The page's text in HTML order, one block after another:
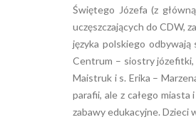
Świętego Józefa (z
uczęszczających do CDW,
języka polskiego
Centrum – siostry józefitki,
Maistruk i s. Erika –
parafii, ale z całego
zabawy edukacyjne. Dzieci